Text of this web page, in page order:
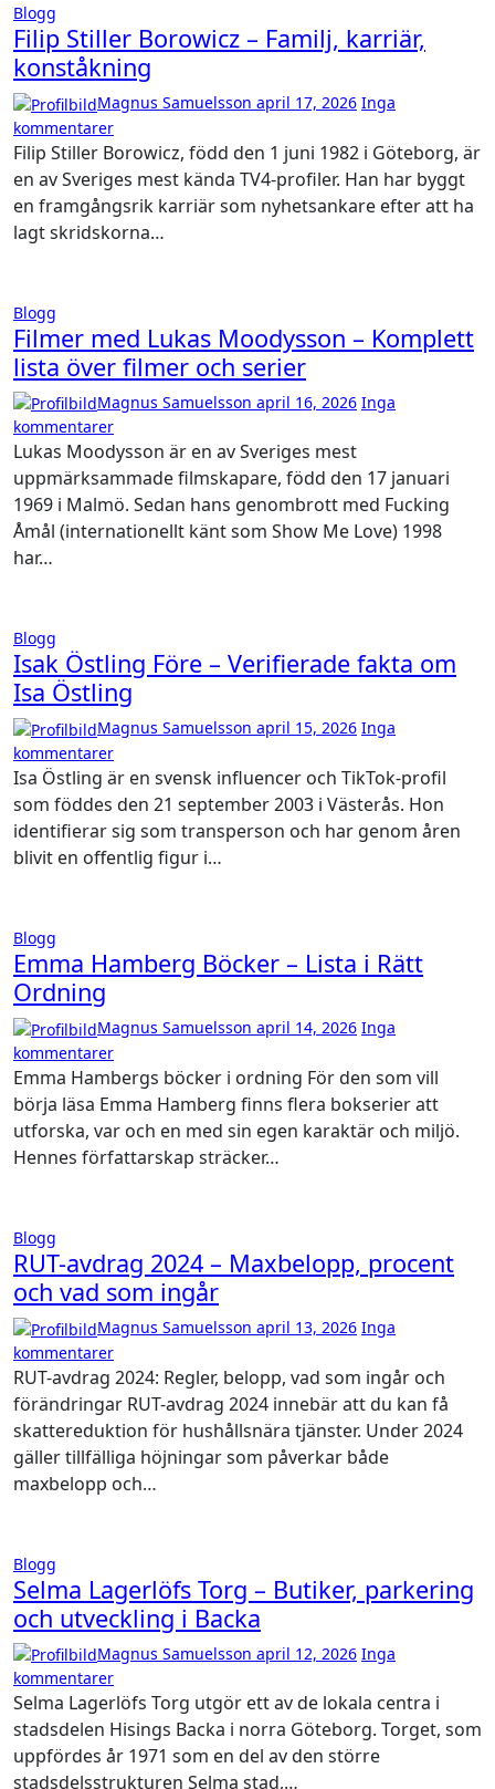
Blogg
Filip Stiller Borowicz – Familj, karriär,
konståkning
Magnus Samuelsson april 17, 2026 Inga
kommentarer
Filip Stiller Borowicz, född den 1 juni 1982 i Göteborg, är
en av Sveriges mest kända TV4-profiler. Han har byggt
en framgångsrik karriär som nyhetsankare efter att ha
lagt skridskorna…
Blogg
Filmer med Lukas Moodysson – Komplett
lista över filmer och serier
Magnus Samuelsson april 16, 2026 Inga
kommentarer
Lukas Moodysson är en av Sveriges mest
uppmärksammade filmskapare, född den 17 januari
1969 i Malmö. Sedan hans genombrott med Fucking
Åmål (internationellt känt som Show Me Love) 1998
har…
Blogg
Isak Östling Före – Verifierade fakta om
Isa Östling
Magnus Samuelsson april 15, 2026 Inga
kommentarer
Isa Östling är en svensk influencer och TikTok-profil
som föddes den 21 september 2003 i Västerås. Hon
identifierar sig som transperson och har genom åren
blivit en offentlig figur i…
Blogg
Emma Hamberg Böcker – Lista i Rätt
Ordning
Magnus Samuelsson april 14, 2026 Inga
kommentarer
Emma Hambergs böcker i ordning För den som vill
börja läsa Emma Hamberg finns flera bokserier att
utforska, var och en med sin egen karaktär och miljö.
Hennes författarskap sträcker…
Blogg
RUT-avdrag 2024 – Maxbelopp, procent
och vad som ingår
Magnus Samuelsson april 13, 2026 Inga
kommentarer
RUT-avdrag 2024: Regler, belopp, vad som ingår och
förändringar RUT-avdrag 2024 innebär att du kan få
skattereduktion för hushållsnära tjänster. Under 2024
gäller tillfälliga höjningar som påverkar både
maxbelopp och…
Blogg
Selma Lagerlöfs Torg – Butiker, parkering
och utveckling i Backa
Magnus Samuelsson april 12, 2026 Inga
kommentarer
Selma Lagerlöfs Torg utgör ett av de lokala centra i
stadsdelen Hisings Backa i norra Göteborg. Torget, som
uppfördes år 1971 som en del av den större
stadsdelsstrukturen Selma stad,…